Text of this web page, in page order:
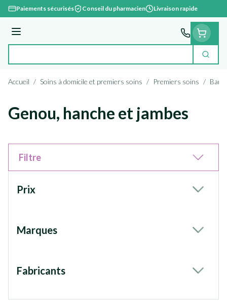
Aller au contenu
Paiements sécurisés Conseil du pharmacien Livraison rapide
Menu
Accueil / Soins à domicile et premiers soins / Premiers soins /
Genou, hanche et jambes
Filtre
Prix
Marques
Fabricants